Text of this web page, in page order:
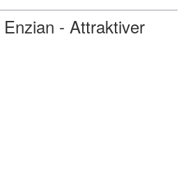
- Attraktiver